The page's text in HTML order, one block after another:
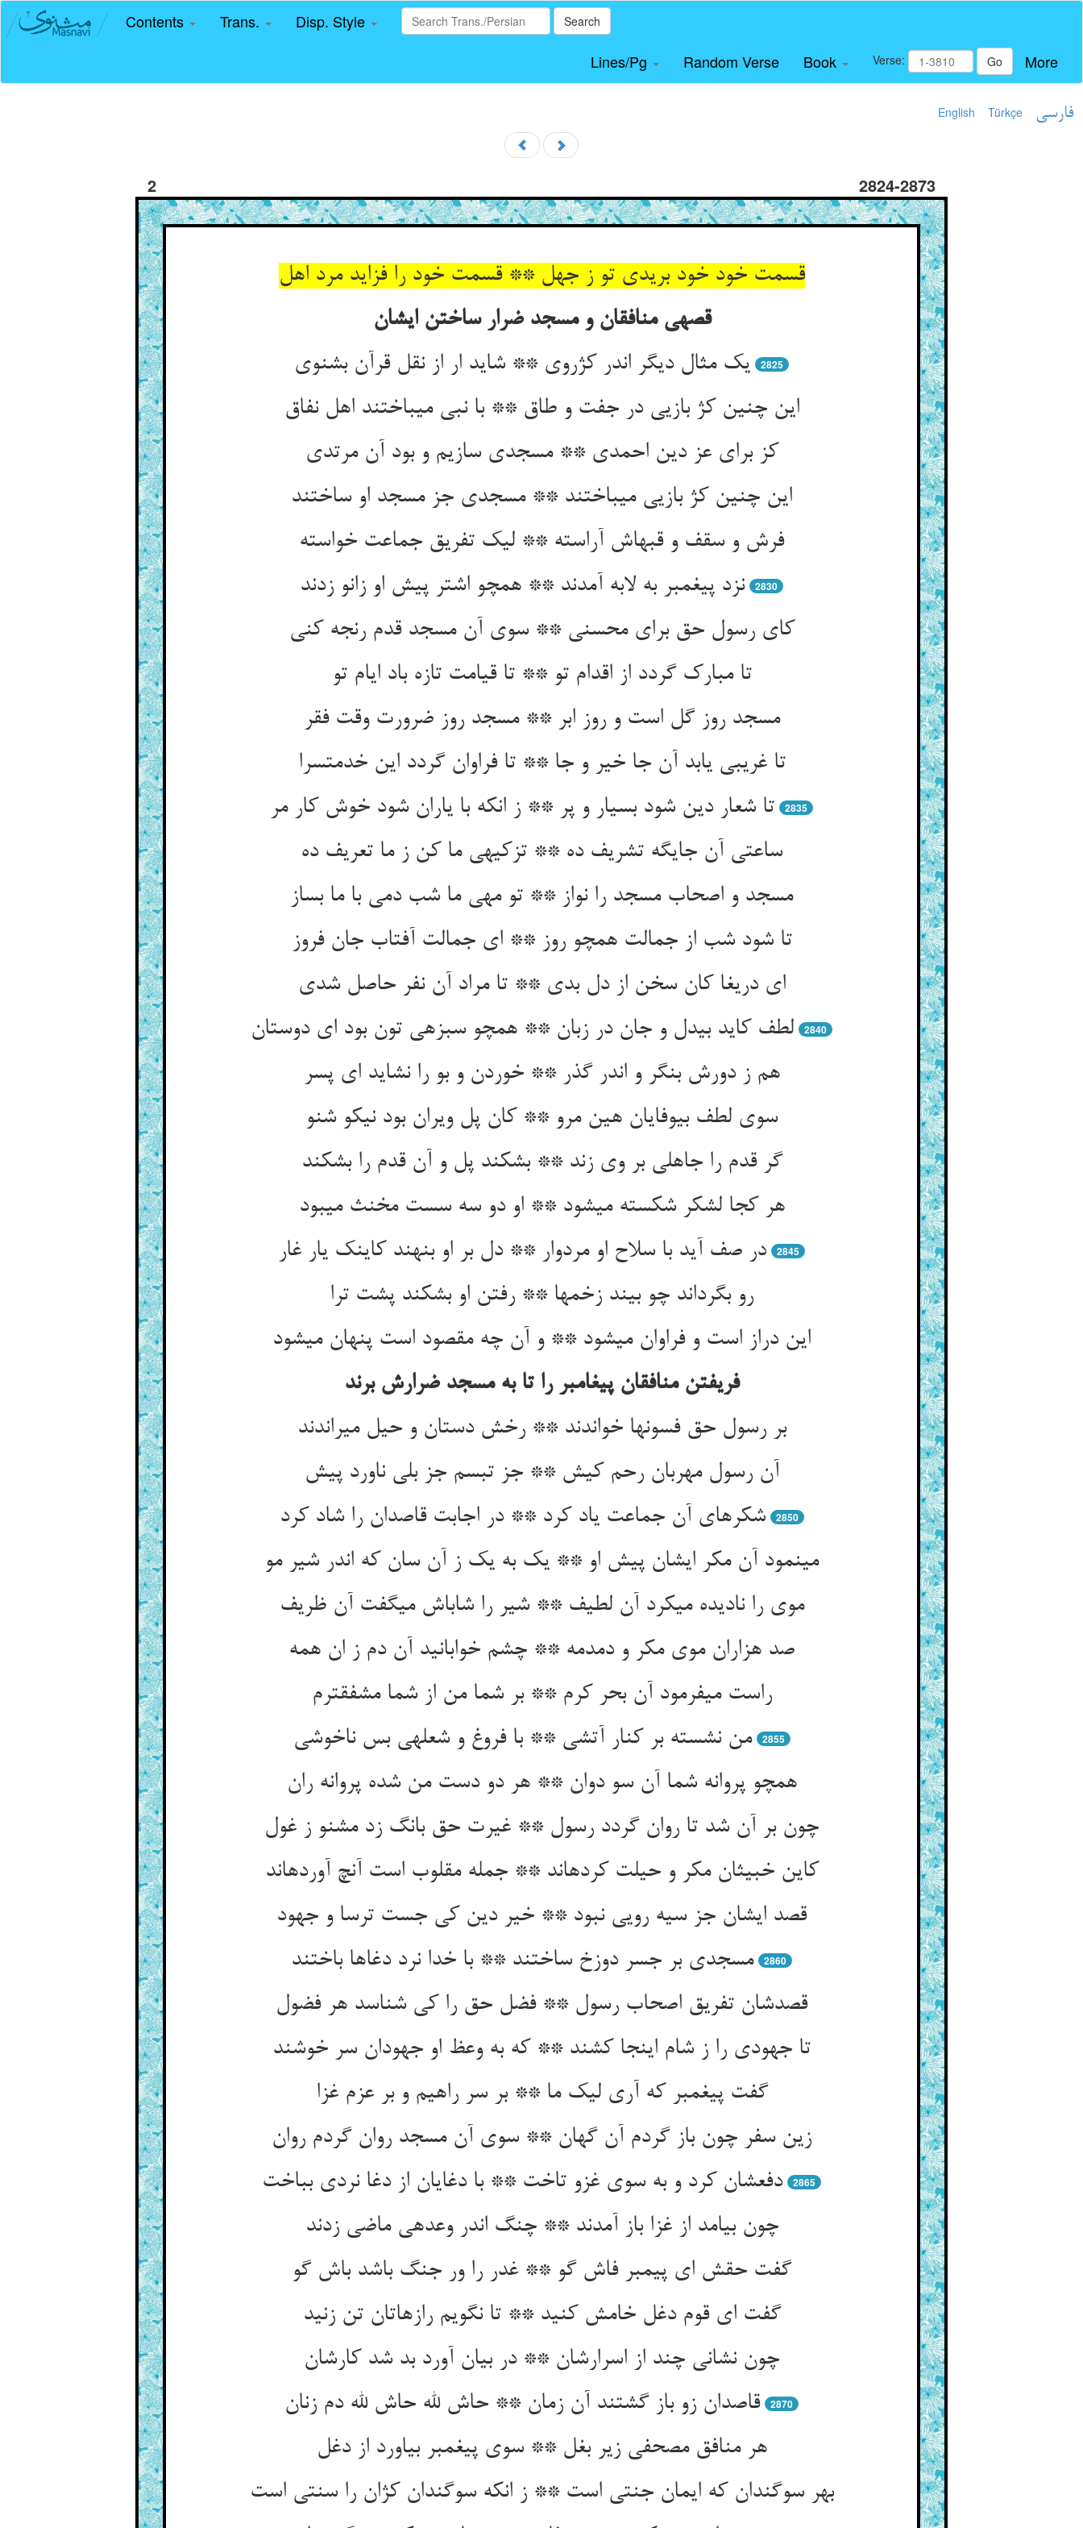
Contents Trans. Disp. Style Search
Lines/Pg Random Verse Book Verse: Go More
English Türkçe فارسی
2 2824-2873
قسمت خود خود بریدی تو ز جهل ** قسمت خود را فزاید مرد اهل‏
قصه‏ی منافقان و مسجد ضرار ساختن ایشان‏
یک مثال دیگر اندر کژروی ** شاید ار از نقل قرآن بشنوی‏
2825
این چنین کژ بازیی در جفت و طاق ** با نبی می‏باختند اهل نفاق‏
کز برای عز دین احمدی ** مسجدی سازیم و بود آن مرتدی‏
این چنین کژ بازیی می‏باختند ** مسجدی جز مسجد او ساختند
فرش و سقف و قبه‏اش آراسته ** لیک تفریق جماعت خواسته‏
نزد پیغمبر به لابه آمدند ** همچو اشتر پیش او زانو زدند
2830
کای رسول حق برای محسنی ** سوی آن مسجد قدم رنجه کنی‏
تا مبارک گردد از اقدام تو ** تا قیامت تازه باد ایام تو
مسجد روز گل است و روز ابر ** مسجد روز ضرورت وقت فقر
تا غریبی یابد آن جا خیر و جا ** تا فراوان گردد این خدمت‏سرا
تا شعار دین شود بسیار و پر ** ز انکه با یاران شود خوش کار مر
2835
ساعتی آن جایگه تشریف ده ** تزکیه‏ی ما کن ز ما تعریف ده‏
مسجد و اصحاب مسجد را نواز ** تو مهی ما شب دمی با ما بساز
تا شود شب از جمالت همچو روز ** ای جمالت آفتاب جان فروز
ای دریغا کان سخن از دل بدی ** تا مراد آن نفر حاصل شدی‏
لطف کاید بی‏دل و جان در زبان ** همچو سبزه‏ی تون بود ای دوستان‏
2840
هم ز دورش بنگر و اندر گذر ** خوردن و بو را نشاید ای پسر
سوی لطف بی‏وفایان هین مرو ** کان پل ویران بود نیکو شنو
گر قدم را جاهلی بر وی زند ** بشکند پل و آن قدم را بشکند
هر کجا لشکر شکسته می‏شود ** او دو سه سست مخنث می‏بود
در صف آید با سلاح او مردوار ** دل بر او بنهند کاینک یار غار
2845
رو بگرداند چو بیند زخمها ** رفتن او بشکند پشت ترا
این دراز است و فراوان می‏شود ** و آن چه مقصود است پنهان می‏شود
فریفتن منافقان پیغامبر را تا به مسجد ضرارش برند
بر رسول حق فسون‏ها خواندند ** رخش دستان و حیل می‏راندند
آن رسول مهربان رحم کیش ** جز تبسم جز بلی ناورد پیش‏
شکرهای آن جماعت یاد کرد ** در اجابت قاصدان را شاد کرد
2850
می‏نمود آن مکر ایشان پیش او ** یک به یک ز آن سان که اندر شیر مو
موی را نادیده می‏کرد آن لطیف ** شیر را شاباش می‏گفت آن ظریف‏
صد هزاران موی مکر و دمدمه ** چشم خوابانید آن دم ز ان همه‏
راست می‏فرمود آن بحر کرم ** بر شما من از شما مشفق‏ترم‏
من نشسته بر کنار آتشی ** با فروغ و شعله‏ی بس ناخوشی‏
2855
همچو پروانه شما آن سو دوان ** هر دو دست من شده پروانه ران‏
چون بر آن شد تا روان گردد رسول ** غیرت حق بانگ زد مشنو ز غول‏
کاین خبیثان مکر و حیلت کرده‏اند ** جمله مقلوب است آنچ آورده‏اند
قصد ایشان جز سیه رویی نبود ** خیر دین کی جست ترسا و جهود
مسجدی بر جسر دوزخ ساختند ** با خدا نرد دغاها باختند
2860
قصدشان تفریق اصحاب رسول ** فضل حق را کی شناسد هر فضول‏
تا جهودی را ز شام اینجا کشند ** که به وعظ او جهودان سر خوشند
گفت پیغمبر که آری لیک ما ** بر سر راهیم و بر عزم غزا
زین سفر چون باز گردم آن گهان ** سوی آن مسجد روان گردم روان‏
دفعشان کرد و به سوی غزو تاخت ** با دغایان از دغا نردی بباخت‏
2865
چون بیامد از غزا باز آمدند ** چنگ اندر وعده‏ی ماضی زدند
گفت حقش ای پیمبر فاش گو ** غدر را ور جنگ باشد باش گو
گفت ای قوم دغل خامش کنید ** تا نگویم رازهاتان تن زنید
چون نشانی چند از اسرارشان ** در بیان آورد بد شد کارشان‏
قاصدان زو باز گشتند آن زمان ** حاش لله حاش لله دم زنان‏
2870
هر منافق مصحفی زیر بغل ** سوی پیغمبر بیاورد از دغل‏
بهر سوگندان که ایمان جنتی است ** ز انکه سوگندان کژان را سنتی است‏